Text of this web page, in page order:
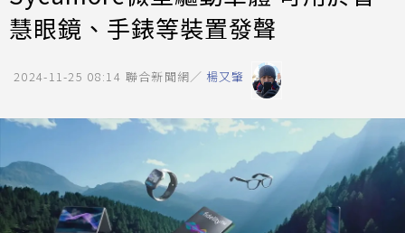
慧眼鏡、手錶等裝置發聲
2024-11-25 08:14 聯合新聞網／ 楊又肇